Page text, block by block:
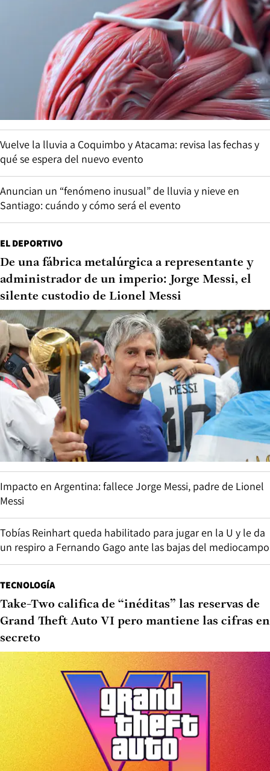
Vuelve la lluvia a Coquimbo y Atacama: revisa las fechas y
qué se espera del nuevo evento
Anuncian un “fenómeno inusual” de lluvia y nieve en
Santiago: cuándo y cómo será el evento
EL DEPORTIVO
De una fábrica metalúrgica a representante y
administrador de un imperio: Jorge Messi, el
silente custodio de Lionel Messi
Impacto en Argentina: fallece Jorge Messi, padre de Lionel
Messi
Tobías Reinhart queda habilitado para jugar en la U y le da
un respiro a Fernando Gago ante las bajas del mediocampo
TECNOLOGÍA
Take-Two califica de “inéditas” las reservas de
Grand Theft Auto VI pero mantiene las cifras en
secreto